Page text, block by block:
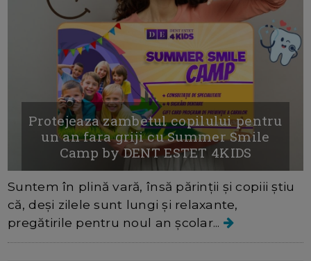
Protejeaza zambetul copilului pentru
un an fara griji cu Summer Smile
Camp by DENT ESTET 4KIDS
Suntem în plină vară, însă părinții și copiii știu
că, deși zilele sunt lungi și relaxante,
pregătirile pentru noul an școlar...